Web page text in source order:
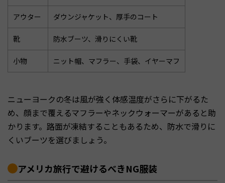
アウター ダウンジャケット、厚手のコート
靴 防水ブーツ、滑りにくい靴
小物 ニット帽、マフラー、手袋、イヤーマフ
ニューヨークの冬は風が強く体感温度がさらに下がるた
め、顔まで覆えるマフラーやネックウォーマーがあると助
かります。路面が凍結することもあるため、防水で滑りに
くいブーツを選びましょう。
アメリカ旅行で避けるべきNG服装